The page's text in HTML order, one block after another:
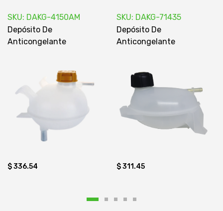
SKU: DAKG-4150AM
Depósito De
Anticongelante
$ 336.54
SKU: DAKG-71435
Depósito De
Anticongelante
$ 311.45